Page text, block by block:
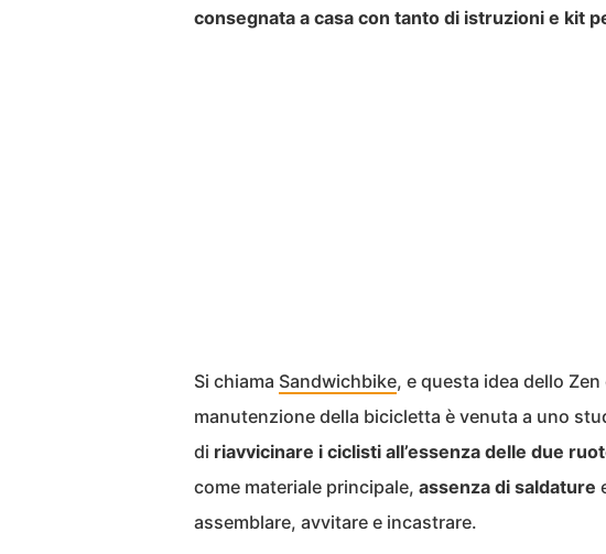
consegnata a casa con tanto di istruzioni e kit
Si chiama Sandwichbike, e questa idea dello
manutenzione della bicicletta è venuta a uno
di riavvicinare i ciclisti all’essenza delle due
come materiale principale, assenza di saldature
assemblare, avvitare e incastrare.